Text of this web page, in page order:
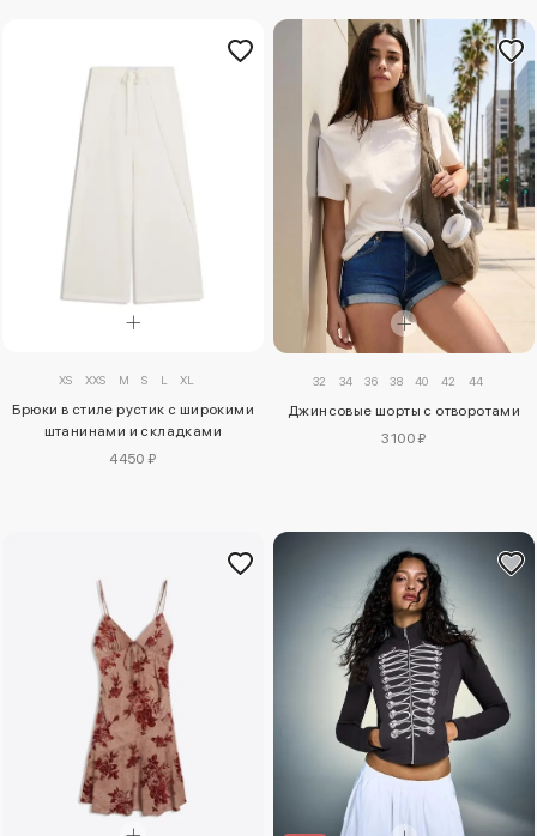
XS XXS M S L XL
Брюки в стиле рустик с широкими
штанинами и складками
4450 ₽
32 34 36 38 40 42 44
Джинсовые шорты с отворотами
3100 ₽